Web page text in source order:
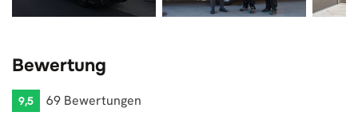
Bewertung
9,5 69 Bewertungen